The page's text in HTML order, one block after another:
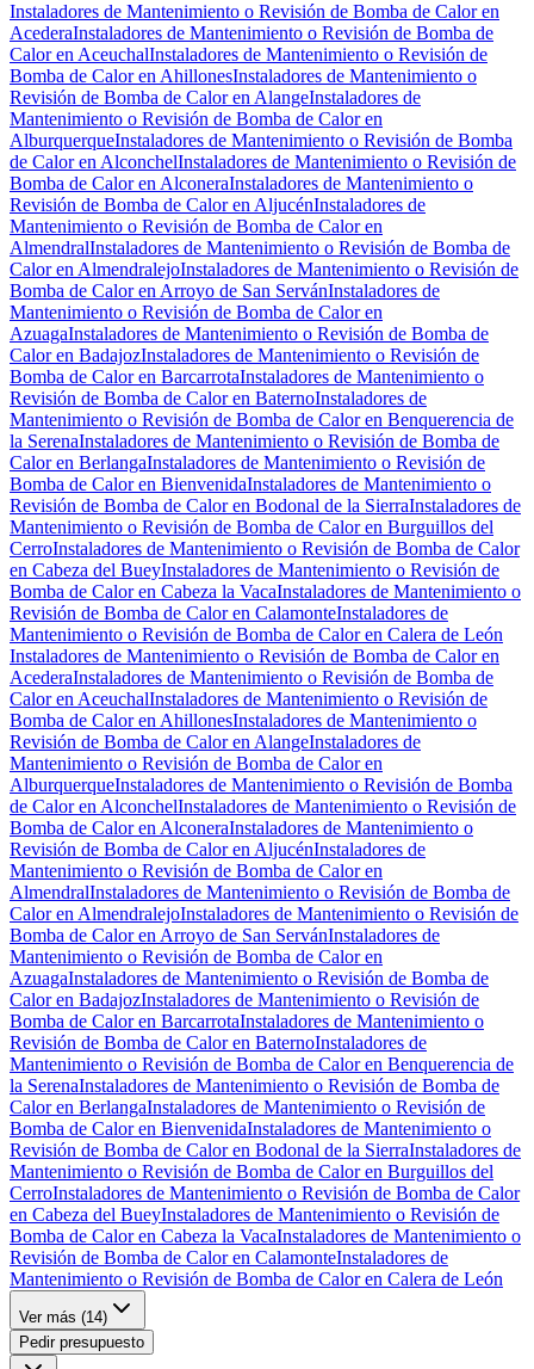
Instaladores de Mantenimiento o Revisión de Bomba de Calor en
AcederaInstaladores de Mantenimiento o Revisión de Bomba de
Calor en AceuchalInstaladores de Mantenimiento o Revisión de
Bomba de Calor en AhillonesInstaladores de Mantenimiento o
Revisión de Bomba de Calor en AlangeInstaladores de
Mantenimiento o Revisión de Bomba de Calor en
AlburquerqueInstaladores de Mantenimiento o Revisión de Bomba
de Calor en AlconchelInstaladores de Mantenimiento o Revisión de
Bomba de Calor en AlconeraInstaladores de Mantenimiento o
Revisión de Bomba de Calor en AljucénInstaladores de
Mantenimiento o Revisión de Bomba de Calor en
AlmendralInstaladores de Mantenimiento o Revisión de Bomba de
Calor en AlmendralejoInstaladores de Mantenimiento o Revisión de
Bomba de Calor en Arroyo de San ServánInstaladores de
Mantenimiento o Revisión de Bomba de Calor en
AzuagaInstaladores de Mantenimiento o Revisión de Bomba de
Calor en BadajozInstaladores de Mantenimiento o Revisión de
Bomba de Calor en BarcarrotaInstaladores de Mantenimiento o
Revisión de Bomba de Calor en BaternoInstaladores de
Mantenimiento o Revisión de Bomba de Calor en Benquerencia de
la SerenaInstaladores de Mantenimiento o Revisión de Bomba de
Calor en BerlangaInstaladores de Mantenimiento o Revisión de
Bomba de Calor en BienvenidaInstaladores de Mantenimiento o
Revisión de Bomba de Calor en Bodonal de la SierraInstaladores de
Mantenimiento o Revisión de Bomba de Calor en Burguillos del
CerroInstaladores de Mantenimiento o Revisión de Bomba de Calor
en Cabeza del BueyInstaladores de Mantenimiento o Revisión de
Bomba de Calor en Cabeza la VacaInstaladores de Mantenimiento o
Revisión de Bomba de Calor en CalamonteInstaladores de
Mantenimiento o Revisión de Bomba de Calor en Calera de León
Instaladores de Mantenimiento o Revisión de Bomba de Calor en
AcederaInstaladores de Mantenimiento o Revisión de Bomba de
Calor en AceuchalInstaladores de Mantenimiento o Revisión de
Bomba de Calor en AhillonesInstaladores de Mantenimiento o
Revisión de Bomba de Calor en AlangeInstaladores de
Mantenimiento o Revisión de Bomba de Calor en
AlburquerqueInstaladores de Mantenimiento o Revisión de Bomba
de Calor en AlconchelInstaladores de Mantenimiento o Revisión de
Bomba de Calor en AlconeraInstaladores de Mantenimiento o
Revisión de Bomba de Calor en AljucénInstaladores de
Mantenimiento o Revisión de Bomba de Calor en
AlmendralInstaladores de Mantenimiento o Revisión de Bomba de
Calor en AlmendralejoInstaladores de Mantenimiento o Revisión de
Bomba de Calor en Arroyo de San ServánInstaladores de
Mantenimiento o Revisión de Bomba de Calor en
AzuagaInstaladores de Mantenimiento o Revisión de Bomba de
Calor en BadajozInstaladores de Mantenimiento o Revisión de
Bomba de Calor en BarcarrotaInstaladores de Mantenimiento o
Revisión de Bomba de Calor en BaternoInstaladores de
Mantenimiento o Revisión de Bomba de Calor en Benquerencia de
la SerenaInstaladores de Mantenimiento o Revisión de Bomba de
Calor en BerlangaInstaladores de Mantenimiento o Revisión de
Bomba de Calor en BienvenidaInstaladores de Mantenimiento o
Revisión de Bomba de Calor en Bodonal de la SierraInstaladores de
Mantenimiento o Revisión de Bomba de Calor en Burguillos del
CerroInstaladores de Mantenimiento o Revisión de Bomba de Calor
en Cabeza del BueyInstaladores de Mantenimiento o Revisión de
Bomba de Calor en Cabeza la VacaInstaladores de Mantenimiento o
Revisión de Bomba de Calor en CalamonteInstaladores de
Mantenimiento o Revisión de Bomba de Calor en Calera de León
Ver más (14)
Pedir presupuesto